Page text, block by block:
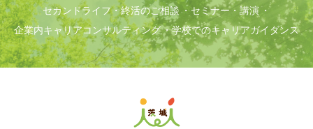
セカンドライフ・終活のご相談
セミナー・講演
企業内キャリアコンサルティング
学校でのキャリアガイダンス